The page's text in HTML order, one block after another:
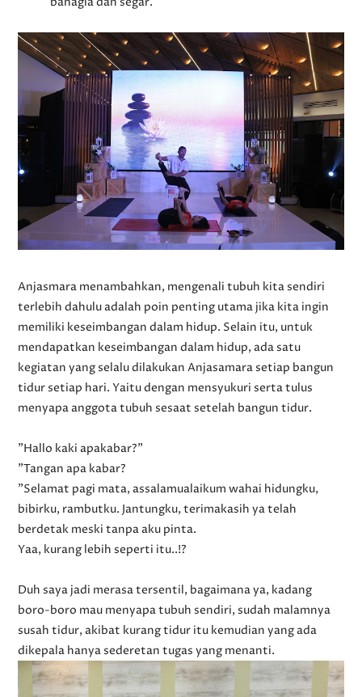
Anjasmara menambahkan, mengenali tubuh kita sendiri
terlebih dahulu adalah poin penting utama jika kita ingin
memiliki keseimbangan dalam hidup. Selain itu, untuk
mendapatkan keseimbangan dalam hidup, ada satu
kegiatan yang selalu dilakukan Anjasamara setiap bangun
tidur setiap hari. Yaitu dengan mensyukuri serta tulus
menyapa anggota tubuh sesaat setelah bangun tidur.
"Hallo kaki apakabar?"
"Tangan apa kabar?
"Selamat pagi mata, assalamualaikum wahai hidungku,
bibirku, rambutku. Jantungku, terimakasih ya telah
berdetak meski tanpa aku pinta.
Yaa, kurang lebih seperti itu..!?
Duh saya jadi merasa tersentil, bagaimana ya, kadang
boro-boro mau menyapa tubuh sendiri, sudah malamnya
susah tidur, akibat kurang tidur itu kemudian yang ada
dikepala hanya sederetan tugas yang menanti.